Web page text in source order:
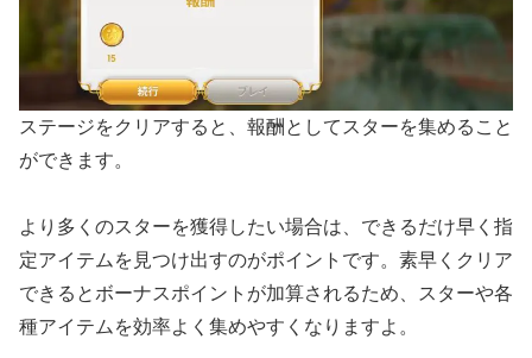
ステージをクリアすると、報酬としてスターを集めること
ができます。
より多くのスターを獲得したい場合は、できるだけ早く指
定アイテムを見つけ出すのがポイントです。素早くクリア
できるとボーナスポイントが加算されるため、スターや各
種アイテムを効率よく集めやすくなりますよ。